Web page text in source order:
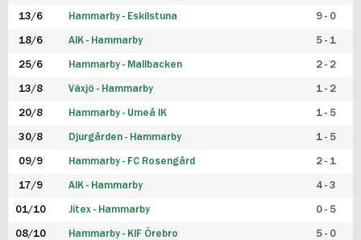
13/6 Hammarby - Eskilstuna 9 - 0
18/6 AIK - Hammarby 5 - 1
25/6 Hammarby - Mallbacken 2 - 2
13/8 Växjö - Hammarby 1 - 2
20/8 Hammarby - Umeå IK 1 - 5
30/8 Djurgården - Hammarby 1 - 5
09/9 Hammarby - FC Rosengård 2 - 1
17/9 AIK - Hammarby 4 - 3
01/10 Jitex - Hammarby 0 - 5
08/10 Hammarby - KIF Örebro 5 - 0